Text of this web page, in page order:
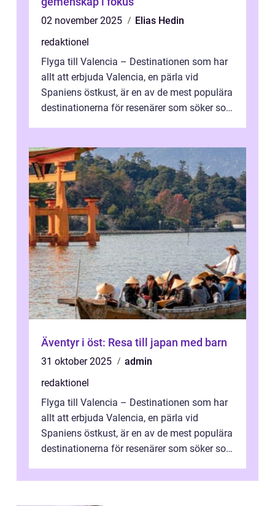
02 november 2025
Elias Hedin
redaktionel
Flyga till Valencia – Destinationen som har
allt att erbjuda Valencia, en pärla vid
Spaniens östkust, är en av de mest populära
destinationerna för resenärer som söker sol,
Äventyr i öst: Resa till japan med barn
31 oktober 2025
admin
redaktionel
Flyga till Valencia – Destinationen som har
allt att erbjuda Valencia, en pärla vid
Spaniens östkust, är en av de mest populära
destinationerna för resenärer som söker sol,